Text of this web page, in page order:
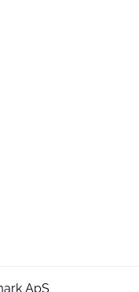
ApS